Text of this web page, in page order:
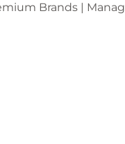
Brands |